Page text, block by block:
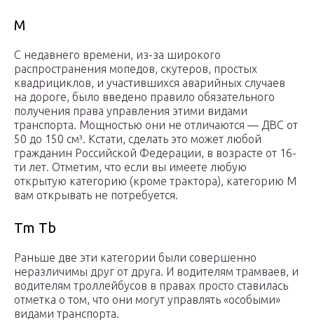
M
С недавнего времени, из-за широкого
распространения мопедов, скутеров, простых
квадрициклов, и участившихся аварийных случаев
на дороге, было введено правило обязательного
получения права управления этими видами
транспорта. Мощностью они не отличаются — ДВС от
50 до 150 см³. Кстати, сделать это может любой
гражданин Российской Федерации, в возрасте от 16-
ти лет. Отметим, что если вы имеете любую
открытую категорию (кроме трактора), категорию M
вам открывать не потребуется.
Tm Tb
Раньше две эти категории были совершенно
неразличимы друг от друга. И водителям трамваев, и
водителям троллейбусов в правах просто ставилась
отметка о том, что они могут управлять «особыми»
видами транспорта.